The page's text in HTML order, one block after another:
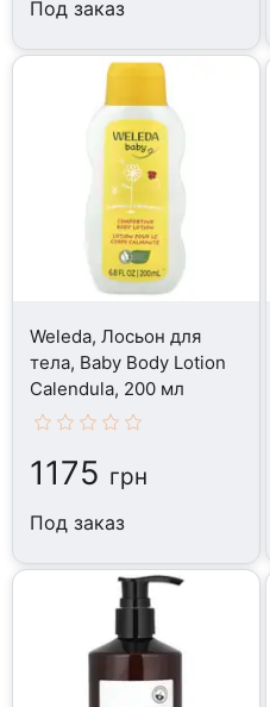
Под заказ
Weleda, Лосьон для
тела, Baby Body Lotion
Calendula, 200 мл
1175 грн
Под заказ